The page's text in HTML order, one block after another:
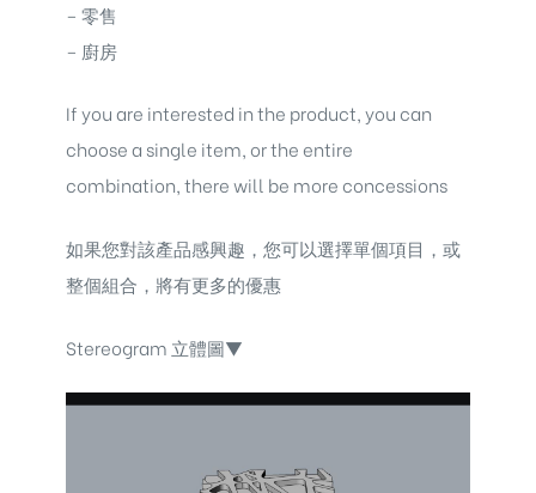
– 零售
– 廚房
If you are interested in the product, you can
choose a single item, or the entire
combination, there will be more concessions
如果您對該產品感興趣，您可以選擇單個項目，或
整個組合，將有更多的優惠
Stereogram 立體圖▼